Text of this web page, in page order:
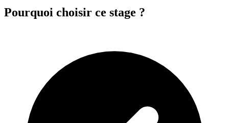
Pourquoi choisir ce stage ?